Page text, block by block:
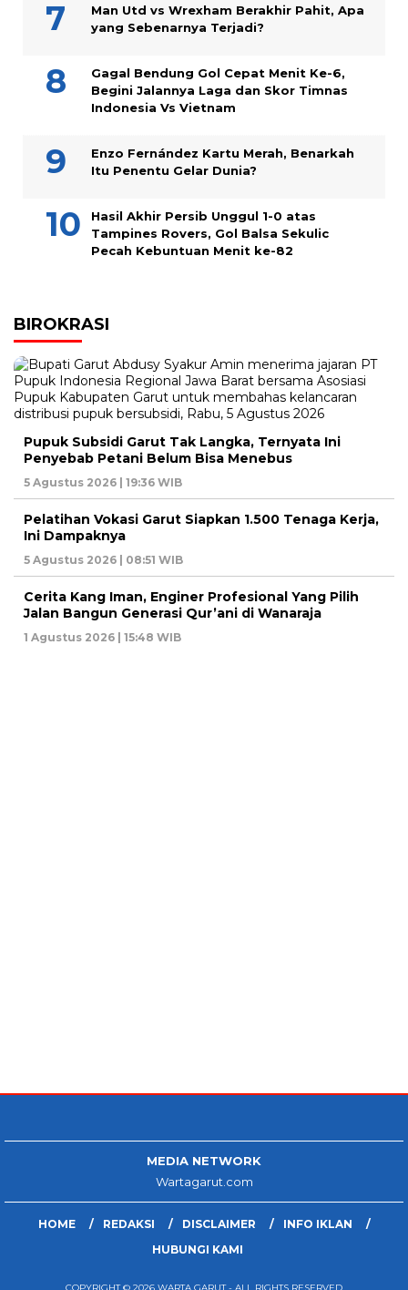
Man Utd vs Wrexham Berakhir Pahit, Apa
yang Sebenarnya Terjadi?
Gagal Bendung Gol Cepat Menit Ke-6,
Begini Jalannya Laga dan Skor Timnas
Indonesia Vs Vietnam
Enzo Fernández Kartu Merah, Benarkah
Itu Penentu Gelar Dunia?
Hasil Akhir Persib Unggul 1-0 atas
Tampines Rovers, Gol Balsa Sekulic
Pecah Kebuntuan Menit ke-82
BIROKRASI
Pupuk Subsidi Garut Tak Langka, Ternyata Ini
Penyebab Petani Belum Bisa Menebus
5 Agustus 2026 | 19:36 WIB
Pelatihan Vokasi Garut Siapkan 1.500 Tenaga Kerja,
Ini Dampaknya
5 Agustus 2026 | 08:51 WIB
Cerita Kang Iman, Enginer Profesional Yang Pilih
Jalan Bangun Generasi Qur’ani di Wanaraja
1 Agustus 2026 | 15:48 WIB
MEDIA NETWORK
Wartagarut.com
HOME REDAKSI DISCLAIMER
INFO IKLAN
HUBUNGI KAMI